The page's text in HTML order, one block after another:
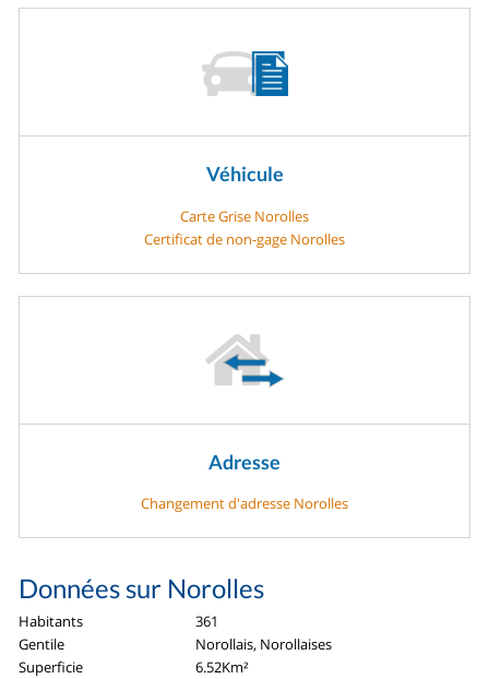
Véhicule
Carte Grise Norolles
Certificat de non-gage Norolles
Adresse
Changement d'adresse Norolles
Données sur Norolles
Habitants
361
Gentile
Norollais, Norollaises
Superficie
6.52Km²